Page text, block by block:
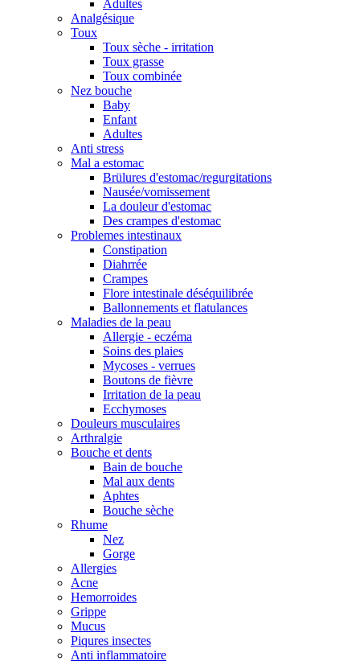
Adultes
Analgésique
Toux
Toux sèche - irritation
Toux grasse
Toux combinée
Nez bouche
Baby
Enfant
Adultes
Anti stress
Mal a estomac
Brülures d'estomac/regurgitations
Nausée/vomissement
La douleur d'estomac
Des crampes d'estomac
Problemes intestinaux
Constipation
Diahrrée
Crampes
Flore intestinale déséquilibrée
Ballonnements et flatulances
Maladies de la peau
Allergie - eczéma
Soins des plaies
Mycoses - verrues
Boutons de fièvre
Irritation de la peau
Ecchymoses
Douleurs musculaires
Arthralgie
Bouche et dents
Bain de bouche
Mal aux dents
Aphtes
Bouche sèche
Rhume
Nez
Gorge
Allergies
Acne
Hemorroides
Grippe
Mucus
Piqures insectes
Anti inflammatoire